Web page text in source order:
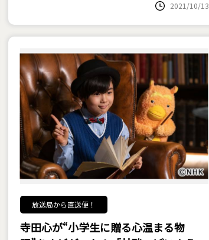
2021/10/13
放送局から直送便！
寺田心が“小学生に贈る心温まる物